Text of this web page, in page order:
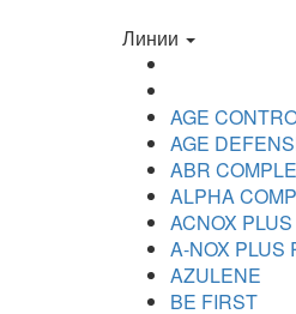
Линии
AGE
AGE
ABR
ALPHA
ACNOX PLUS
A-NOX PLUS
AZULENE
BE FIRST